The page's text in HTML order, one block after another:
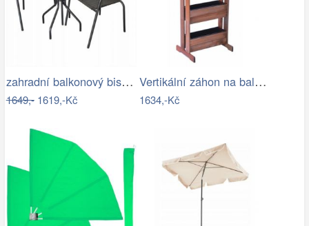
zahradní balkonový bistro set NINA…
1649,-1619,-Kč
Vertikální záhon na balkón- RJ
1634,-Kč